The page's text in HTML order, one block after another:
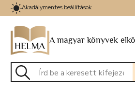
Akadálymentes beállítások
A magyar könyvek